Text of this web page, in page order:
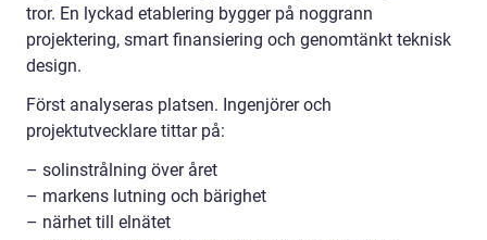
tror. En lyckad etablering bygger på noggrann
projektering, smart finansiering och genomtänkt teknisk
design.
Först analyseras platsen. Ingenjörer och
projektutvecklare tittar på:
– solinstrålning över året
– markens lutning och bärighet
– närhet till elnätet